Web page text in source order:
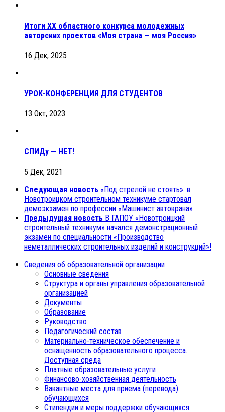
Итоги XX областного конкурса молодежных
авторских проектов «Моя страна — моя Россия»
16 Дек, 2025
УРОК-КОНФЕРЕНЦИЯ ДЛЯ СТУДЕНТОВ
13 Окт, 2023
СПИДу — НЕТ!
5 Дек, 2021
Следующая новость «Под стрелой не стоять»: в
Новотроицком строительном техникуме стартовал
демоэкзамен по профессии «Машинист автокрана»
Предыдущая новость В ГАПОУ «Новотроицкий
строительный техникум» начался демонстрационный
экзамен по специальности «Производство
неметаллических строительных изделий и конструкций»!
Сведения об образовательной организации
Основные сведения
Структура и органы управления образовательной
организацией
Документы
Образование
Руководство
Педагогический состав
Материально-техническое обеспечение и
оснащенность образовательного процесса.
Доступная среда
Платные образовательные услуги
Финансово-хозяйственная деятельность
Вакантные места для приема (перевода)
обучающихся
Стипендии и меры поддержки обучающихся